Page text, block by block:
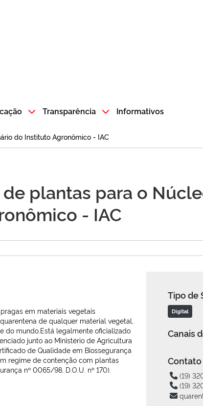
para a página inicial
Transparência Informativos
do Instituto Agronômico - IAC
plantas para o
- IAC
em materiais vegetais
de qualquer material vegetal,
do mundo.Está legalmente oficializado
junto ao Ministério de Agricultura
de Qualidade em Biossegurança
regime de contenção com plantas
nº 0065/98, D.O.U. nº 170).
Tipo de
Digital
Canais
Contato
(19)
(19)